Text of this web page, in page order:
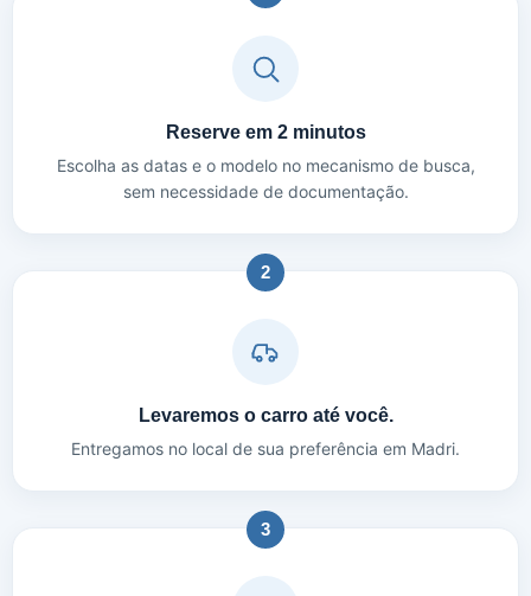
Reserve em 2 minutos
Escolha as datas e o modelo no mecanismo de busca,
sem necessidade de documentação.
2
Levaremos o carro até você.
Entregamos no local de sua preferência em Madri.
3